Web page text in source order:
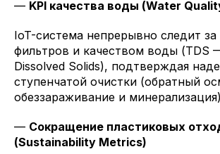
— KPI качества воды (Water
IoT-система непрерывно следит
фильтров и качеством воды (TDS
Dissolved Solids), подтверждая
ступенчатой очистки (обратный
обеззараживание и
— Сокращение пластиковых
(Sustainability Metrics)